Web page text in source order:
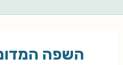
השפה